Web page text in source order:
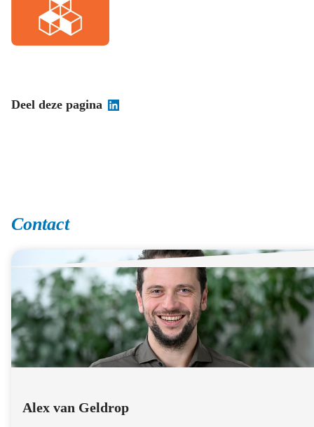
Deel deze pagina
Contact
Alex van Geldrop